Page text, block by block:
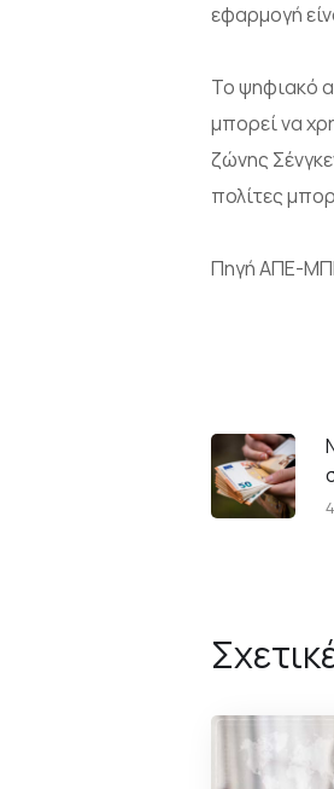
εφαρμογή
Το ψηφιακό
μπορεί να
ζώνης
πολίτες
Πηγή ΑΠΕ-